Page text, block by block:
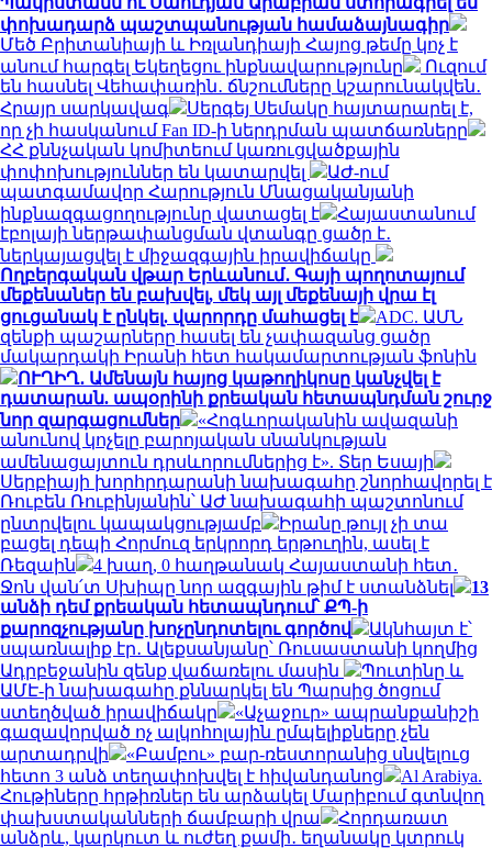
փոխադարձ պաշտպանության համաձայնագիր
Մեծ Բրիտանիայի և Իռլանդիայի Հայոց թեմը կոչ է
անում հարգել Եկեղեցու ինքնավարությունը
Ուզում
են հասնել Վեհափառին․ ճնշումները կշարունակվեն․
Հրայր սարկավագ
Սերգեյ Սեմակը հայտարարել է,
որ չի հասկանում Fan ID-ի ներդրման պատճառները
ՀՀ քննչական կոմիտեում կառուցվածքային
փոփոխություններ են կատարվել
ԱԺ-ում
պատգամավոր Հարություն Մնացականյանի
ինքնազգացողությունը վատացել է
Հայաստանում
էբոլայի ներթափանցման վտանգը ցածր է․
ներկայացվել է միջազգային իրավիճակը
Ողբերգական վթար Երևանում․ Գայի պողոտայում
մեքենաներ են բախվել, մեկ այլ մեքենայի վրա էլ
ցուցանակ է ընկել. վարորդը մահացել է
ADC. ԱՄՆ
զենքի պաշարները հասել են չափազանց ցածր
մակարդակի Իրանի հետ հակամարտության ֆոնին
ՈՒՂԻՂ․ Ամենայն հայոց կաթողիկոսը կանչվել է
դատարան. ապօրինի քրեական հետապնդման շուրջ
նոր զարգացումներ
«Հոգևորականին ավազանի
անունով կոչելը բարոյական սնանկության
ամենացայտուն դրսևորումներից է». Տեր Եսայի
Սերբիայի խորհրդարանի նախագահը շնորհավորել է
Ռուբեն Ռուբինյանին՝ ԱԺ նախագահի պաշտոնում
ընտրվելու կապակցությամբ
Իրանը թույլ չի տա
բացել դեպի Հորմուզ երկրորդ երթուղին, ասել է
Ռեզաին
4 խաղ, 0 հաղթանակ Հայաստանի հետ․
Ջոն վան՛տ Սխիպը նոր ազգային թիմ է ստանձնել
13
անձի դեմ քրեական հետապնդում՝ ՔՊ-ի
քարոզչությանը խոչընդոտելու գործով
Ակնհայտ է՝
սպառնալիք էր․ Ալեքսանյանը՝ Ռուսաստանի կողմից
Ադրբեջանին զենք վաճառելու մասին
Պուտինը և
ԱՄԷ-ի նախագահը քննարկել են Պարսից ծոցում
ստեղծված իրավիճակը
«Աչաջուր» ապրանքանիշի
գազավորված ոչ ալկոհոլային ըմպելիքները չեն
արտադրվի
«Բամբու» բար-ռեստորանից սնվելուց
հետո 3 անձ տեղափոխվել է հիվանդանոց
Al Arabiya.
Հութիները հրթիռներ են արձակել Մարիբում գտնվող
փախստականների ճամբարի վրա
Հորդառատ
անձրև, կարկուտ և ուժեղ քամի․ եղանակը կտրուկ